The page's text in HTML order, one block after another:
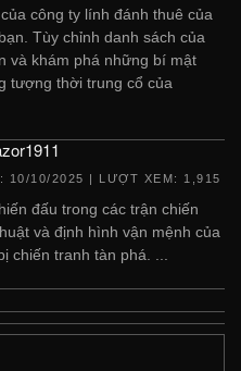
công ty lính đánh thuê của
Tùy chỉnh danh sách của
và khám phá những bí mật
tượng thời trung cổ của
10/10/2025 | LƯỢT XEM: 1,915
đấu trong các trận chiến
và định hình vận mệnh của
chiến tranh tàn phá. ...